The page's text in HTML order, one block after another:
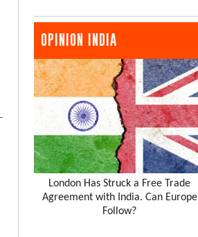
OPINION INDIA
London Has Struck a Free Trade
Agreement with India. Can Europe
Follow?